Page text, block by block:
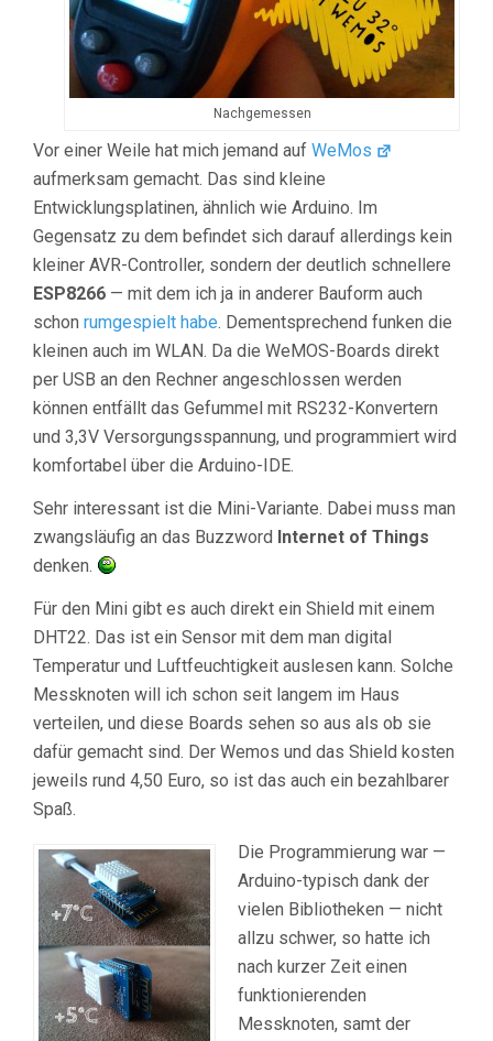
Nachgemessen
Vor einer Weile hat mich jemand auf WeMos
aufmerksam gemacht. Das sind kleine
Entwicklungsplatinen, ähnlich wie Arduino. Im
Gegensatz zu dem befindet sich darauf allerdings kein
kleiner AVR-Controller, sondern der deutlich schnellere
ESP8266 — mit dem ich ja in anderer Bauform auch
schon rumgespielt habe. Dementsprechend funken die
kleinen auch im WLAN. Da die WeMOS-Boards direkt
per USB an den Rechner angeschlossen werden
können entfällt das Gefummel mit RS232-Konvertern
und 3,3V Versorgungsspannung, und programmiert wird
komfortabel über die Arduino-IDE.
Sehr interessant ist die Mini-Variante. Dabei muss man
zwangsläufig an das Buzzword Internet of Things
denken.
Für den Mini gibt es auch direkt ein Shield mit einem
DHT22. Das ist ein Sensor mit dem man digital
Temperatur und Luftfeuchtigkeit auslesen kann. Solche
Messknoten will ich schon seit langem im Haus
verteilen, und diese Boards sehen so aus als ob sie
dafür gemacht sind. Der Wemos und das Shield kosten
jeweils rund 4,50 Euro, so ist das auch ein bezahlbarer
Spaß.
Die Programmierung war —
Arduino-typisch dank der
vielen Bibliotheken — nicht
allzu schwer, so hatte ich
nach kurzer Zeit einen
funktionierenden
Messknoten, samt der